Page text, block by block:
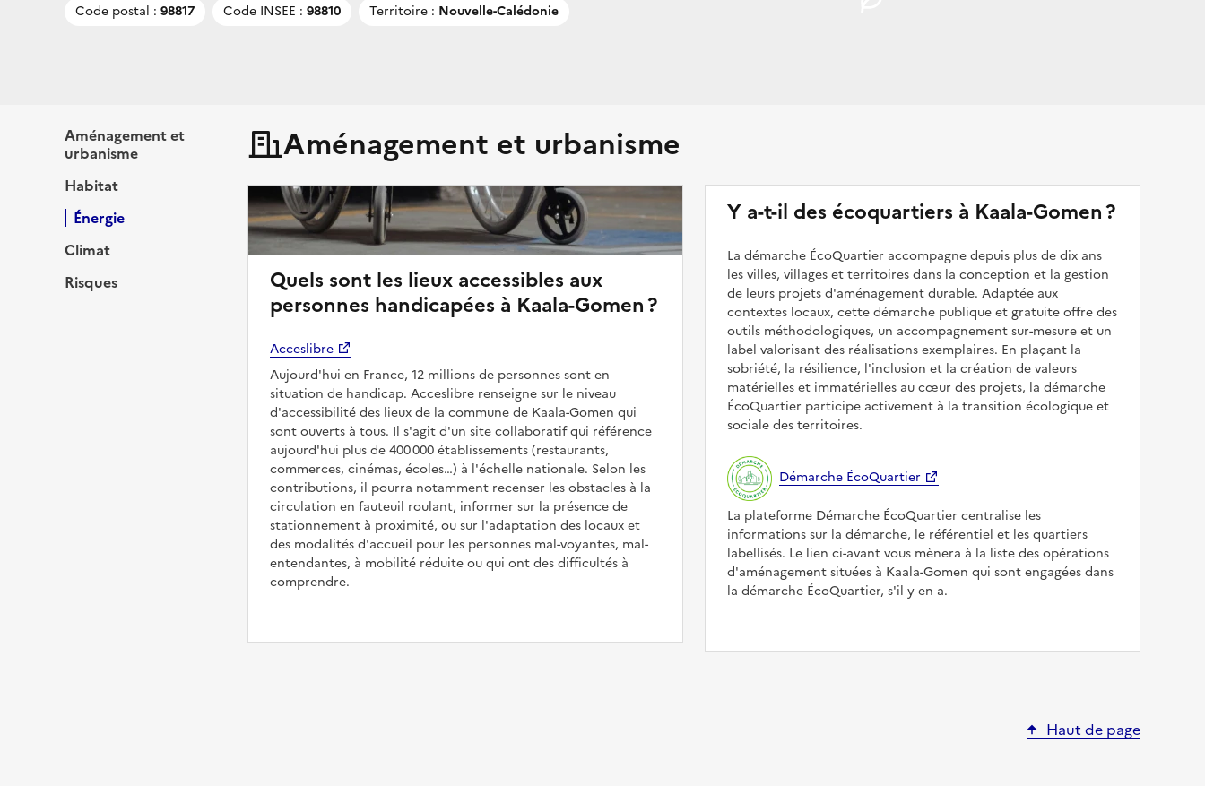
Code postal : 98817 Code INSEE : 98810 Territoire : Nouvelle-Calédonie
Aménagement et
urbanisme
Habitat
Énergie
Climat
Risques
Aménagement et urbanisme
Quels sont les lieux accessibles aux
personnes handicapées à Kaala-Gomen ?
Acceslibre
Aujourd'hui en France, 12 millions de personnes sont en
situation de handicap. Acceslibre renseigne sur le niveau
d'accessibilité des lieux de la commune de Kaala-Gomen qui
sont ouverts à tous. Il s'agit d'un site collaboratif qui référence
aujourd'hui plus de 400 000 établissements (restaurants,
commerces, cinémas, écoles…) à l'échelle nationale. Selon les
contributions, il pourra notamment recenser les obstacles à la
circulation en fauteuil roulant, informer sur la présence de
stationnement à proximité, ou sur l'adaptation des locaux et
des modalités d'accueil pour les personnes mal-voyantes, mal-
entendantes, à mobilité réduite ou qui ont des difficultés à
comprendre.
Y a-t-il des écoquartiers à Kaala-Gomen ?
La démarche ÉcoQuartier accompagne depuis plus de dix ans
les villes, villages et territoires dans la conception et la gestion
de leurs projets d'aménagement durable. Adaptée aux
contextes locaux, cette démarche publique et gratuite offre des
outils méthodologiques, un accompagnement sur-mesure et un
label valorisant des réalisations exemplaires. En plaçant la
sobriété, la résilience, l'inclusion et la création de valeurs
matérielles et immatérielles au cœur des projets, la démarche
ÉcoQuartier participe activement à la transition écologique et
sociale des territoires.
Démarche ÉcoQuartier
La plateforme Démarche ÉcoQuartier centralise les
informations sur la démarche, le référentiel et les quartiers
labellisés. Le lien ci-avant vous mènera à la liste des opérations
d'aménagement situées à Kaala-Gomen qui sont engagées dans
la démarche ÉcoQuartier, s'il y en a.
Haut de page